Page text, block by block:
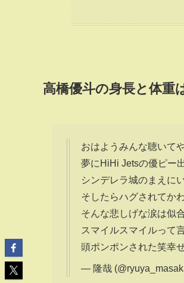
高橋優斗の身長と体重
おはようみんな聴いて
夢にHiHi Jetsの優ピー
シンデレラ城のまえに
そしたらハグされてか
そんな悲しげな涙は似
スマイルスマイルって
頭ポンポンされた笑幸
— 隆哉